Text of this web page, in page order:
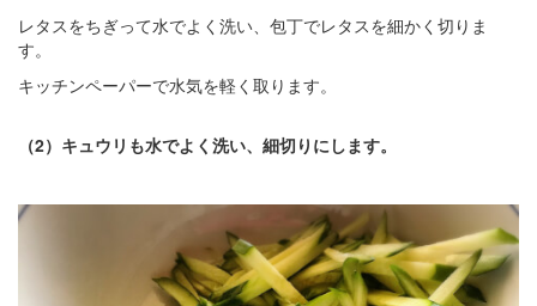
レタスをちぎって水でよく洗い、包丁でレタスを細かく切りま
す。
キッチンペーパーで水気を軽く取ります。
（2）キュウリも水でよく洗い、細切りにします。